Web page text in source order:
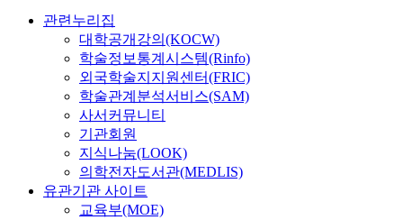
관련누리집
대학공개강의(KOCW)
학술정보통계시스템(Rinfo)
외국학술지지원센터(FRIC)
학술관계분석서비스(SAM)
사서커뮤니티
기관회원
지식나눔(LOOK)
의학전자도서관(MEDLIS)
유관기관 사이트
교육부(MOE)